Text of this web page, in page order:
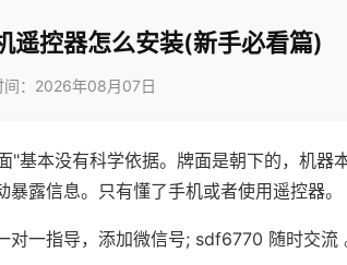
遥控器怎么安装(新手必看篇)
间：2026年08月07日
"基本没有科学依据。牌面是朝下的，机器
露信息。只有懂了手机或者使用遥控器。
一指导，添加微信号; sdf6770 随时交流